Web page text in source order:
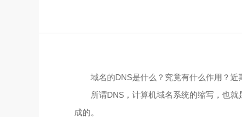
域名的DNS是什么？究竟有什么作用？
所谓DNS，计算机域名系统的缩写，也
成的。